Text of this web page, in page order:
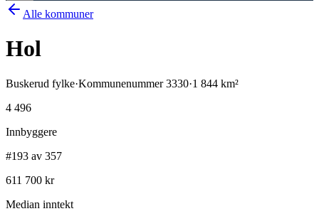
Alle kommuner
Hol
Buskerud fylke·Kommunenummer3330·1 844 km²
4 496
Innbyggere
#193 av 357
611 700 kr
Median inntekt